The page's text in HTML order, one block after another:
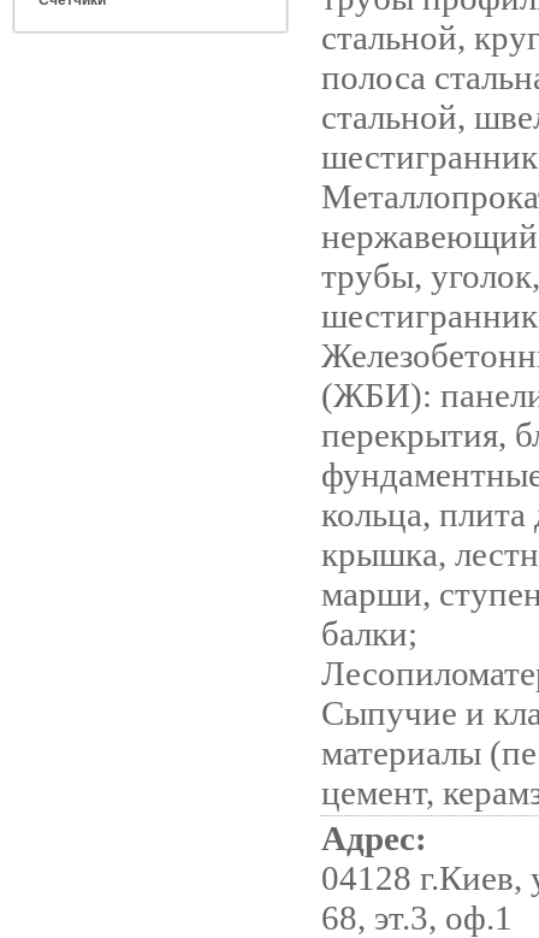
стальной,
полоса
стальной,
нержавеющий
трубы, уголок,
(ЖБИ):
перекрытия,
кольца,
крышка,
марши,
балки;
Сыпучие и
материалы
цемент,
Адрес:
04128 г.Киев,
68, эт.3, оф.1